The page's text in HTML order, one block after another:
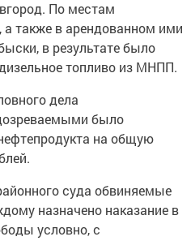
По местам
также в арендованном ими
в результате было
топливо из МНПП.
дела
было
на общую
cуда обвиняемые
назначено нaказание в
условно, с